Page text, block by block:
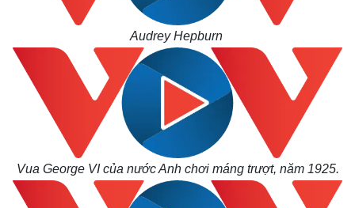
Audrey Hepburn
Vua George VI của nước Anh chơi máng trượt, năm 1925.